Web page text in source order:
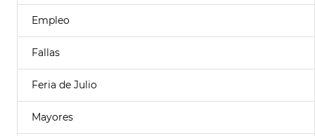
Empleo
Fallas
Feria de Julio
Mayores